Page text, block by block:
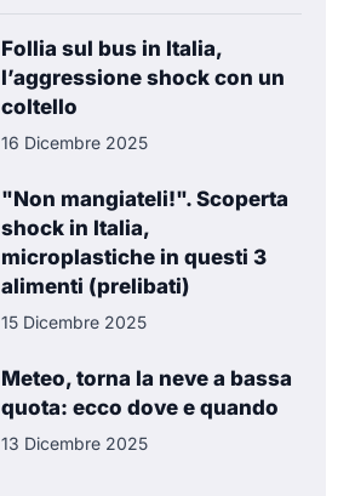
Follia sul bus in Italia,
l’aggressione shock con un
coltello
16 Dicembre 2025
"Non mangiateli!". Scoperta
shock in Italia,
microplastiche in questi 3
alimenti (prelibati)
15 Dicembre 2025
Meteo, torna la neve a bassa
quota: ecco dove e quando
13 Dicembre 2025